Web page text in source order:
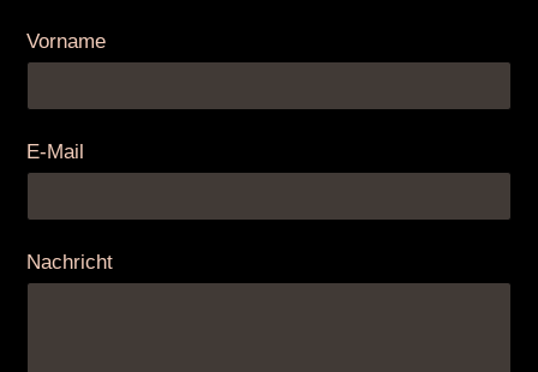
Vorname
E-Mail
Nachricht